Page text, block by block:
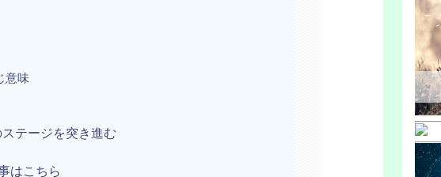
意味
テージを突き進む
はこちら